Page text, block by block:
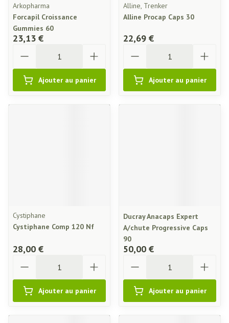
Arkopharma
Forcapil Croissance
Gummies 60
23,13 €
Ajouter au panier
Alline, Trenker
Alline Procap Caps 30
22,69 €
Ajouter au panier
Cystiphane
Cystiphane Comp 120 Nf
28,00 €
Ajouter au panier
Ducray Anacaps Expert
A/chute Progressive Caps
90
50,00 €
Ajouter au panier